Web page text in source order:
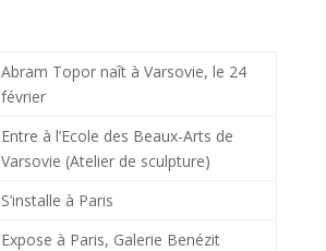
Abram Topor naît à Varsovie, le 24
février
Entre à l’Ecole des Beaux-Arts de
Varsovie (Atelier de sculpture)
S’installe à Paris
Expose à Paris, Galerie Benézit